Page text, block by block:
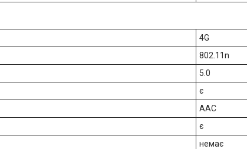
4G
802.11n
5.0
є
AAC
є
немає